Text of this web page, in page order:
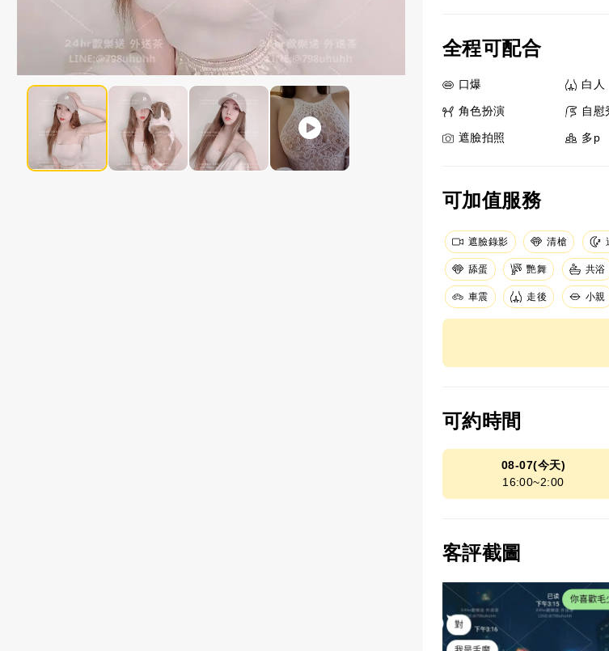
全程可配合
口爆 白人
角色扮演 自慰
遮臉拍照 多p
可加值服務
遮臉錄影 清槍
舔蛋 艷舞 共浴
車震 走後 小親
可約時間
08-07(今天)
16:00~2:00
客評截圖